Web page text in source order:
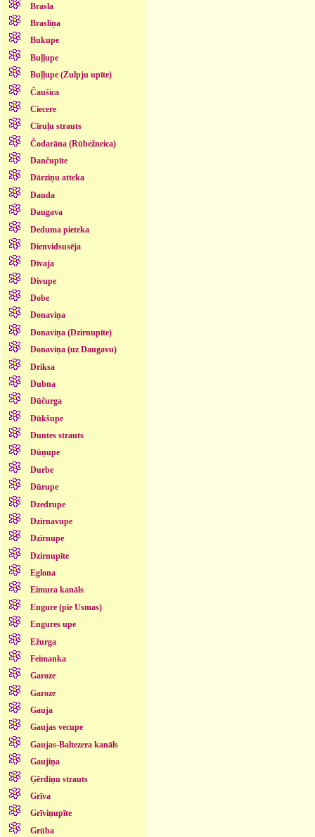
Brasla
Brasliņa
Bukupe
Buļļupe
Buļļupe (Zulpju upīte)
Čaušica
Ciecere
Cīruļu strauts
Čodarāna (Rūbežneica)
Dančupīte
Dārziņu atteka
Dauda
Daugava
Deduma pieteka
Dienvidsusēja
Dīvaja
Divupe
Dobe
Donaviņa
Donaviņa (Dzirnupīte)
Donaviņa (uz Daugavu)
Driksa
Dubna
Dūčurga
Dūkšupe
Duntes strauts
Dūņupe
Durbe
Dūrupe
Dzedrupe
Dzirnavupe
Dzirnupe
Dzirnupīte
Eglona
Eimura kanāls
Engure (pie Usmas)
Engures upe
Ežurga
Feimanka
Garoze
Garoze
Gauja
Gaujas vecupe
Gaujas-Baltezera kanāls
Gaujiņa
Ģērdiņu strauts
Grīva
Grīviņupīte
Grūba